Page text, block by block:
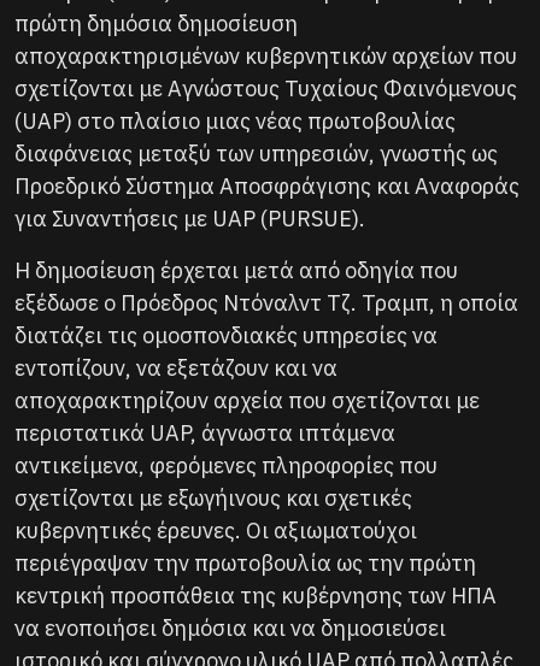
πρώτη δημόσια δημοσίευση
αποχαρακτηρισμένων κυβερνητικών αρχείων που
σχετίζονται με Αγνώστους Τυχαίους Φαινόμενους
(UAP) στο πλαίσιο μιας νέας πρωτοβουλίας
διαφάνειας μεταξύ των υπηρεσιών, γνωστής ως
Προεδρικό Σύστημα Αποσφράγισης και Αναφοράς
για Συναντήσεις με UAP (PURSUE).
Η δημοσίευση έρχεται μετά από οδηγία που
εξέδωσε ο Πρόεδρος Ντόναλντ Τζ. Τραμπ, η οποία
διατάζει τις ομοσπονδιακές υπηρεσίες να
εντοπίζουν, να εξετάζουν και να
αποχαρακτηρίζουν αρχεία που σχετίζονται με
περιστατικά UAP, άγνωστα ιπτάμενα
αντικείμενα, φερόμενες πληροφορίες που
σχετίζονται με εξωγήινους και σχετικές
κυβερνητικές έρευνες. Οι αξιωματούχοι
περιέγραψαν την πρωτοβουλία ως την πρώτη
κεντρική προσπάθεια της κυβέρνησης των ΗΠΑ
να ενοποιήσει δημόσια και να δημοσιεύσει